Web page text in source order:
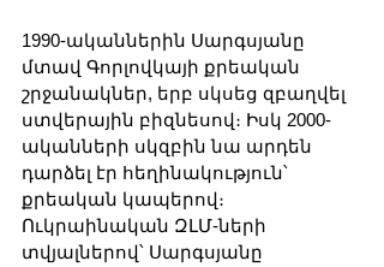
1990-ականներին Սարգսյանը
մտավ Գորլովկայի քրեական
շրջանակներ, երբ սկսեց զբաղվել
ստվերային բիզնեսով։ Իսկ 2000-
ականների սկզբին նա արդեն
դարձել էր հեղինակություն՝
քրեական կապերով։
Ուկրաինական ԶԼՄ-ների
տվյալներով՝ Սարգսյանը